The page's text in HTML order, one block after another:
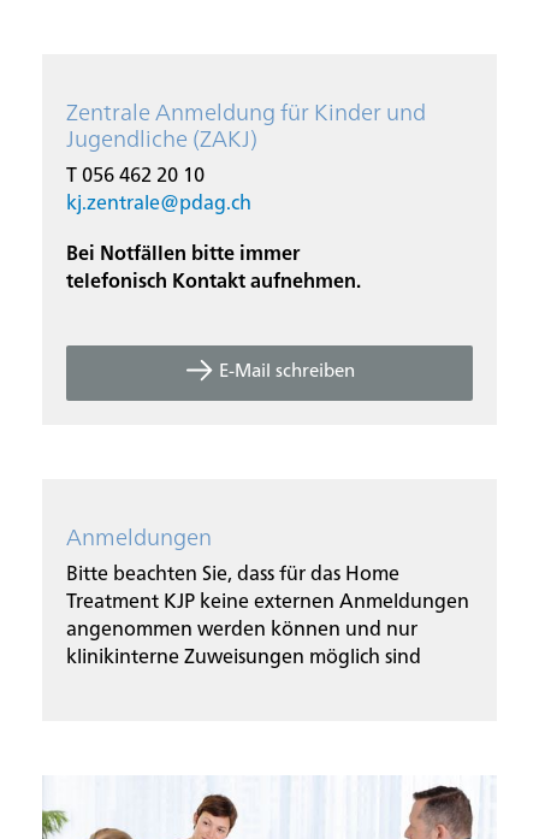
Zentrale Anmeldung für Kinder und
Jugendliche (ZAKJ)
T 056 462 20 10
kj.zentrale@pdag.ch
Bei Notfällen bitte immer
telefonisch Kontakt aufnehmen.
E-Mail schreiben
Anmeldungen
Bitte beachten Sie, dass für das Home
Treatment KJP keine externen Anmeldungen
angenommen werden können und nur
klinikinterne Zuweisungen möglich sind